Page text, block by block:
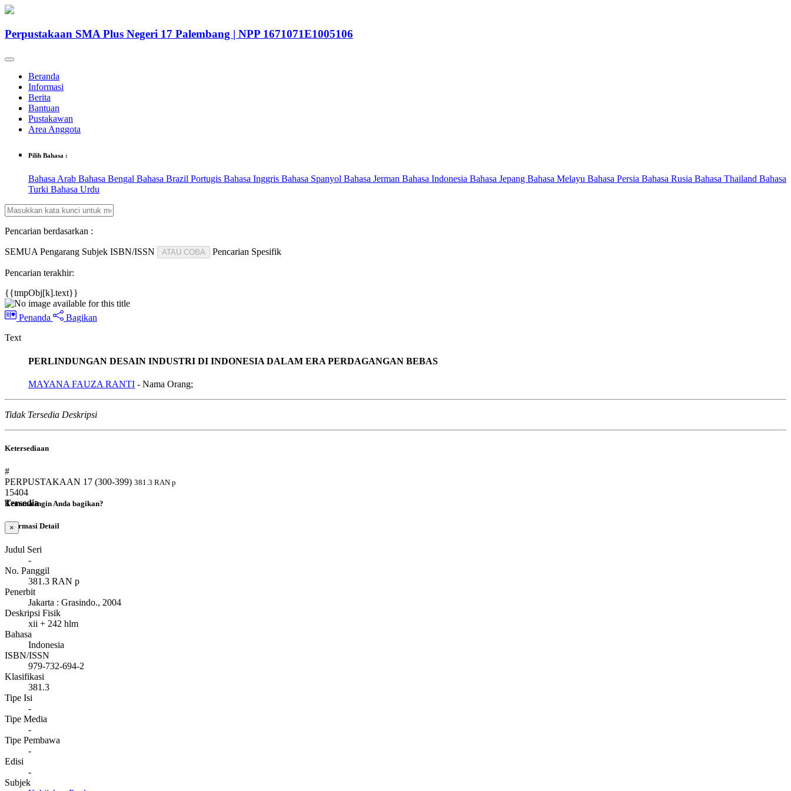
Perpustakaan SMA Plus Negeri 17 Palembang | NPP 1671071E1005106
Beranda
Informasi
Berita
Bantuan
Pustakawan
Area Anggota
Pilih Bahasa :
Bahasa Arab Bahasa Bengal Bahasa Brazil Portugis Bahasa Inggris Bahasa Spanyol Bahasa Jerman Bahasa Indonesia Bahasa Jepang Bahasa Melayu Bahasa Persia Bahasa Rusia Bahasa Thailand Bahasa
Turki Bahasa Urdu
Pencarian berdasarkan :
SEMUA Pengarang Subjek ISBN/ISSN ATAU COBA Pencarian Spesifik
Pencarian terakhir:
{{tmpObj[k].text}}
Penanda
Bagikan
Text
PERLINDUNGAN DESAIN INDUSTRI DI INDONESIA DALAM ERA PERDAGANGAN BEBAS
MAYANA FAUZA RANTI - Nama Orang;
Tidak Tersedia Deskripsi
Ketersediaan
#
PERPUSTAKAAN 17 (300-399) 381.3 RAN p
15404
Tersedia
Informasi Detail
Judul Seri
-
No. Panggil
381.3 RAN p
Penerbit
Jakarta : Grasindo., 2004
Deskripsi Fisik
xii + 242 hlm
Bahasa
Indonesia
ISBN/ISSN
979-732-694-2
Klasifikasi
381.3
Tipe Isi
-
Tipe Media
-
Tipe Pembawa
-
Edisi
-
Subjek
Kemana ingin Anda bagikan?
×